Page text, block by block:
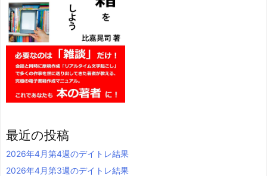
最近の投稿
2026年4月第4週のデイトレ結果
2026年4月第3週のデイトレ結果